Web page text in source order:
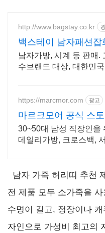
http://www.bagstay.co.kr
백스테이 남자패션잡
타임세일중 최대
남자가방, 시계 등 판매.
수브랜드 대상, 대한민
https://marcmor.com 광고
마르크모어 공식 스
톡채널친구시 할인혜
30~50대 남성 직장인을
데일리가방, 크로스백,
남자 가죽 허리띠 추천
전 제품 모두 소가죽을
수명이 길고, 정장이나
자인으로 가성비 최고의